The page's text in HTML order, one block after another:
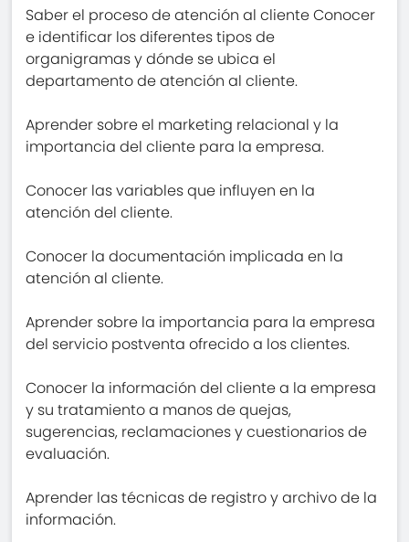
Saber el proceso de atención al cliente Conocer
e identificar los diferentes tipos de
organigramas y dónde se ubica el
departamento de atención al cliente.
Aprender sobre el marketing relacional y la
importancia del cliente para la empresa.
Conocer las variables que influyen en la
atención del cliente.
Conocer la documentación implicada en la
atención al cliente.
Aprender sobre la importancia para la empresa
del servicio postventa ofrecido a los clientes.
Conocer la información del cliente a la empresa
y su tratamiento a manos de quejas,
sugerencias, reclamaciones y cuestionarios de
evaluación.
Aprender las técnicas de registro y archivo de la
información.